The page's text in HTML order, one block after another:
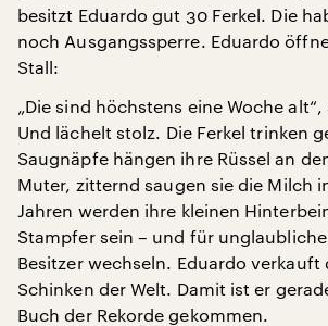
besitzt Eduardo gut 30 Ferkel. Die
noch Ausgangssperre. Eduardo
Stall:
„Die sind höchstens eine Woche
Und lächelt stolz. Die Ferkel trinken
Saugnäpfe hängen ihre Rüssel an
Muter, zitternd saugen sie die Milch
Jahren werden ihre kleinen
Stampfer sein – und für unglaubliche
Besitzer wechseln. Eduardo verkauft
Schinken der Welt. Damit ist er
Buch der Rekorde gekommen.